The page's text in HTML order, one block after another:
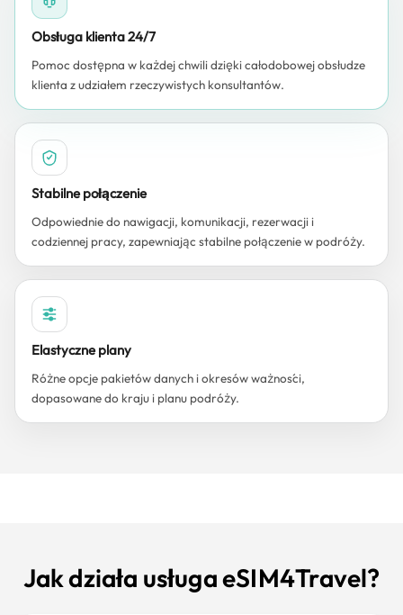
Obsługa klienta 24/7
Pomoc dostępna w każdej chwili dzięki całodobowej obsłudze
klienta z udziałem rzeczywistych konsultantów.
Stabilne połączenie
Odpowiednie do nawigacji, komunikacji, rezerwacji i
codziennej pracy, zapewniając stabilne połączenie w podróży.
Elastyczne plany
Różne opcje pakietów danych i okresów ważności,
dopasowane do kraju i planu podróży.
Jak działa usługa eSIM4Travel?